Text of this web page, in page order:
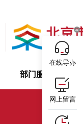
部门服务
在线导办
网上留言